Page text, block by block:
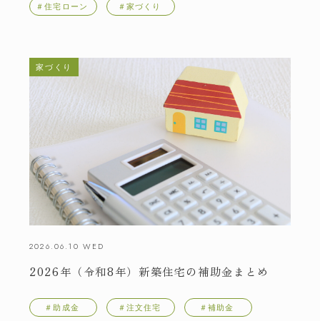
＃住宅ローン ＃家づくり
家づくり
2026.06.10 WED
2026年（令和8年）新築住宅の補助金まとめ
＃助成金 ＃注文住宅 ＃補助金